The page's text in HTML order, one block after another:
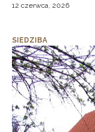
12 czerwca, 2026
SIEDZIBA